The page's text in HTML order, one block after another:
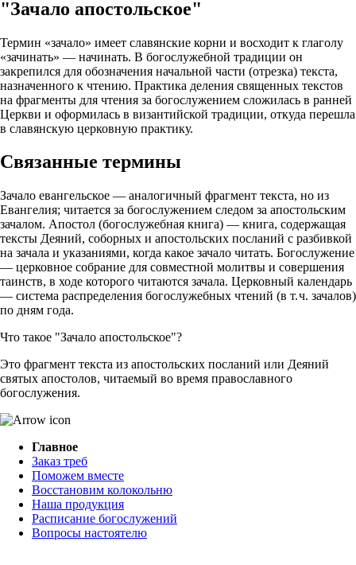
"Зачало апостольское"
Термин «зачало» имеет славянские корни и восходит к глаголу
«зачинать» — начинать. В богослужебной традиции он
закрепился для обозначения начальной части (отрезка) текста,
назначенного к чтению. Практика деления священных текстов
на фрагменты для чтения за богослужением сложилась в ранней
Церкви и оформилась в византийской традиции, откуда перешла
в славянскую церковную практику.
Связанные термины
Зачало евангельское — аналогичный фрагмент текста, но из
Евангелия; читается за богослужением следом за апостольским
зачалом. Апостол (богослужебная книга) — книга, содержащая
тексты Деяний, соборных и апостольских посланий с разбивкой
на зачала и указаниями, когда какое зачало читать. Богослужение
— церковное собрание для совместной молитвы и совершения
таинств, в ходе которого читаются зачала. Церковный календарь
— система распределения богослужебных чтений (в т. ч. зачалов)
по дням года.
Что такое "Зачало апостольское"?
Это фрагмент текста из апостольских посланий или Деяний
святых апостолов, читаемый во время православного
богослужения.
Главное
Заказ треб
Поможем вместе
Восстановим колокольню
Наша продукция
Расписание богослужений
Вопросы настоятелю